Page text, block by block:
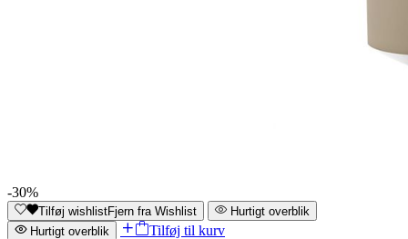
-30%
Tilføj wishlistFjern fra Wishlist
Hurtigt overblik
Hurtigt overblik
Tilføj til kurv